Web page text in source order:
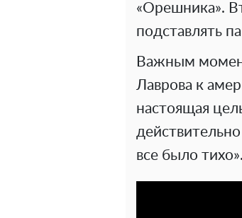
«Орешника».
подставлять
Важным
Лаврова к
настоящая
все было тихо».